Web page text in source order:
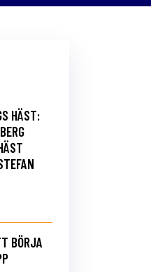
HÄST:
BÖRJA